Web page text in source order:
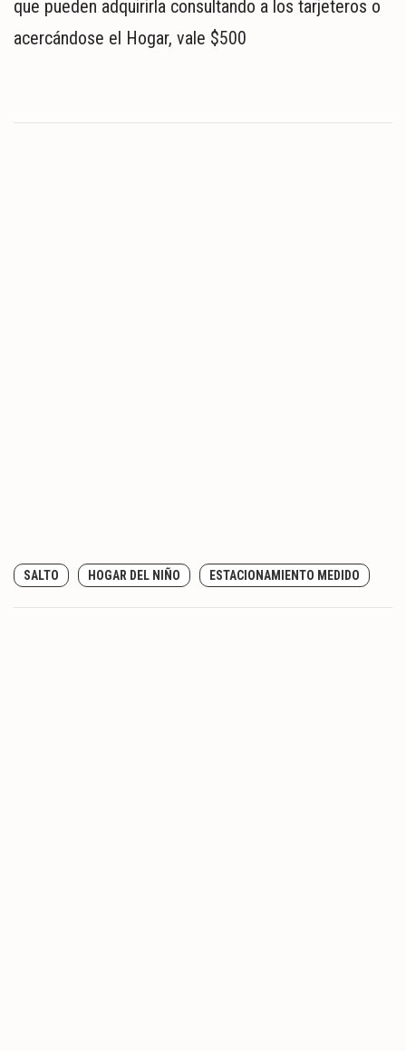
que pueden adquirirla consultando a los tarjeteros o
acercándose el Hogar, vale $500
SALTO HOGAR DEL NIÑO ESTACIONAMIENTO MEDIDO